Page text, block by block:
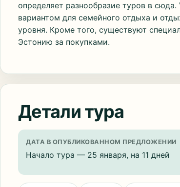
определяет разнообразие туров в
вариантом для семейного отдыха и
уровня. Кроме того, существуют
Эстонию за покупками.
Детали тура
ДАТА В ОПУБЛИКОВАННОМ ПРЕДЛОЖЕНИИ
Начало тура — 25 января, на 11 дней